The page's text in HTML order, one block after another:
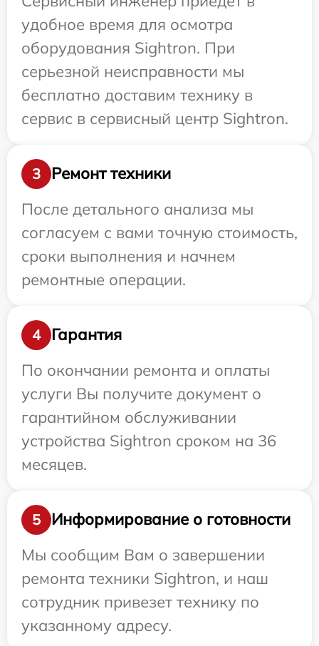
удобное время для осмотра
оборудования Sightron. При
серьезной неисправности мы
бесплатно доставим технику в
сервис в сервисный центр Sightron.
3
Ремонт техники
После детального анализа мы
согласуем с вами точную стоимость,
сроки выполнения и начнем
ремонтные операции.
4
Гарантия
По окончании ремонта и оплаты
услуги Вы получите документ о
гарантийном обслуживании
устройства Sightron сроком на 36
месяцев.
5
Информирование о готовности
Мы сообщим Вам о завершении
ремонта техники Sightron, и наш
сотрудник привезет технику по
указанному адресу.